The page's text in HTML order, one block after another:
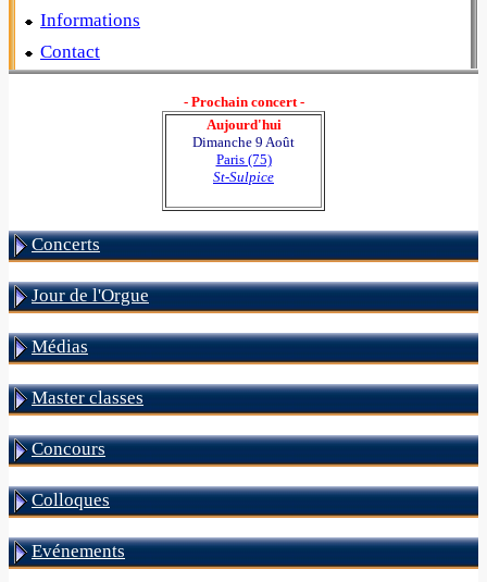
Informations
Contact
- Prochain concert -
Aujourd'hui
Dimanche 9 Août
Paris (75)
St-Sulpice
Concerts
Jour de l'Orgue
Médias
Master classes
Concours
Colloques
Evénements